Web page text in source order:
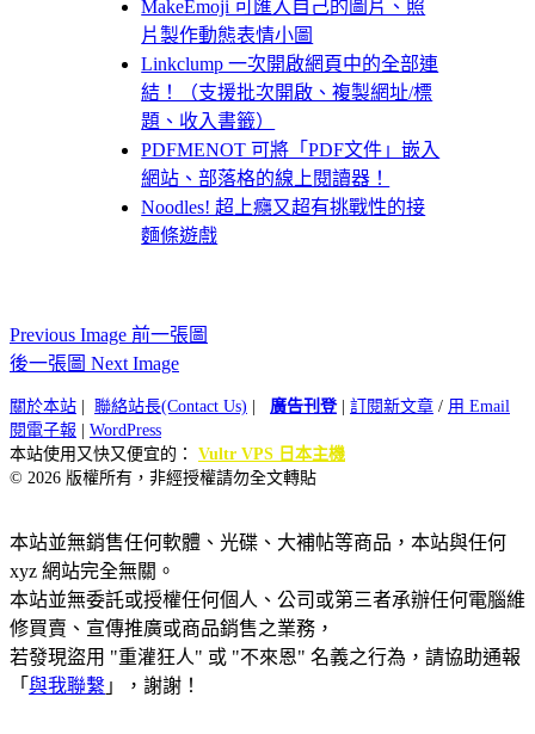
MakeEmoji 可匯入自己的圖片、照
片製作動態表情小圖
Linkclump 一次開啟網頁中的全部連
結！（支援批次開啟、複製網址/標
題、收入書籤）
PDFMENOT 可將「PDF文件」嵌入
網站、部落格的線上閱讀器！
Noodles! 超上癮又超有挑戰性的接
麵條遊戲
Previous Image 前一張圖
後一張圖 Next Image
關於本站 聯絡站長(Contact Us) 廣告刊登| 訂閱新文章 / 用 Email
閱電子報
WordPress
本站使用又快又便宜的： Vultr VPS 日本主機
© 2026 版權所有，非經授權請勿全文轉貼
本站並無銷售任何軟體、光碟、大補帖等商品，本站與任何
xyz 網站完全無關。
本站並無委託或授權任何個人、公司或第三者承辦任何電腦維
修買賣、宣傳推廣或商品銷售之業務，
若發現盜用 "重灌狂人" 或 "不來恩" 名義之行為，請協助通報
「 與我聯繫 」，謝謝！